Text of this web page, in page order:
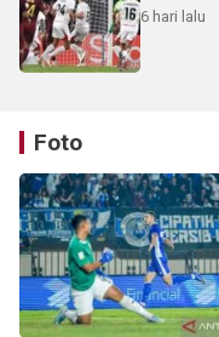
6 hari lalu
Foto